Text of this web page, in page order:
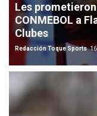
Les
CONMEBOL a
Clubes
Redacción Toque Sports